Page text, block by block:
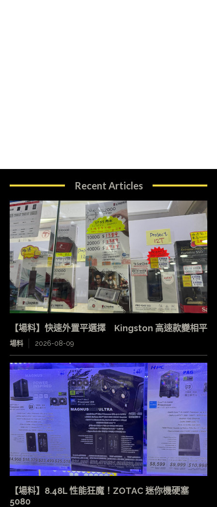
Recent Articles
【場料】快速外置平選擇 Kingston 高速款變相平
場料 2026-08-09
【場料】8.48L 性能狂魔！ZOTAC 迷你機硬塞
5080